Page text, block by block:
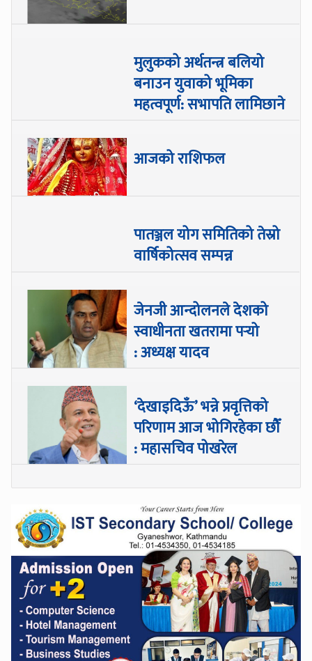
मुलुकको अर्थतन्त्र बलियो
बनाउन युवाको भूमिका
महत्वपूर्ण: सभापति लामिछाने
आजको राशिफल
पातञ्जल योग समितिको तेस्रो
वार्षिकोत्सव सम्पन्न
जेनजी आन्दोलनले देशको
स्वाधीनता खतरामा पर्‍यो
: अध्यक्ष यादव
‘देखाइदिऊँ’ भन्ने प्रवृत्तिको
परिणाम आज भोगिरहेका छौँ
: महासचिव पोखरेल